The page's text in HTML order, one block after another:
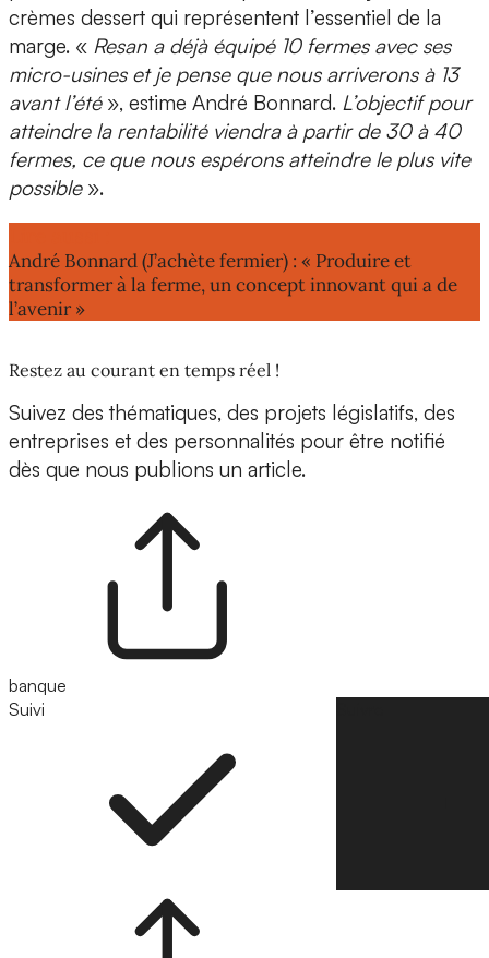
crèmes dessert qui représentent l’essentiel de la
marge. « Resan a déjà équipé 10 fermes avec ses
micro-usineset je pense que nous arriverons à 13
avant l’été», estime André Bonnard. L’objectif pour
atteindre la rentabilité viendra à partir de 30 à 40
fermes, ce que nous espérons atteindre le plus vite
possible».
André Bonnard (J’achète fermier) : « Produire et
transformer à la ferme, un concept innovant qui a de
l’avenir »
Restez au courant en temps réel !
Suivez des thématiques, des projets législatifs, des
entreprises et des personnalités pour être notifié
dès que nous publions un article.
banque
Suivi